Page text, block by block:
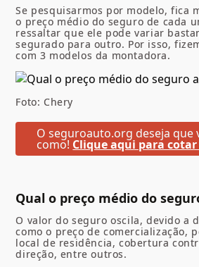
Se pesquisarmos por modelo, fica
o preço médio do seguro de cada
ressaltar que ele pode variar
segurado para outro. Por isso,
com 3 modelos da montadora.
Foto: Chery
O seguroauto.org deseja
como! Clique aqui para
Qual o preço médio do
O valor do seguro oscila, devido a
como o preço de comercialização,
local de residência, cobertura
direção, entre outros.